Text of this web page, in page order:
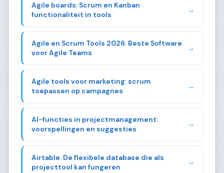
Agile boards: Scrum en Kanban
functionaliteit in tools
→
Agile en Scrum Tools 2026: Beste Software
voor Agile Teams
→
Agile tools voor marketing: scrum
toepassen op campagnes
→
AI-functies in projectmanagement:
voorspellingen en suggesties
→
Airtable: De flexibele database die als
projecttool kan fungeren
→